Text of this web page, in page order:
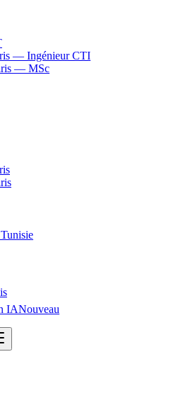
— Ingénieur CTI
— MSc
IANouveau